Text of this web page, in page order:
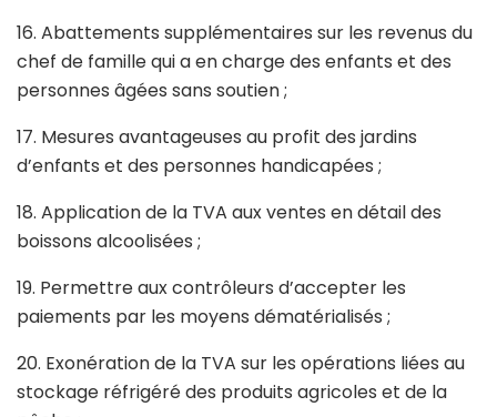
16. Abattements supplémentaires sur les revenus du
chef de famille qui a en charge des enfants et des
personnes âgées sans soutien ;
17. Mesures avantageuses au profit des jardins
d’enfants et des personnes handicapées ;
18. Application de la TVA aux ventes en détail des
boissons alcoolisées ;
19. Permettre aux contrôleurs d’accepter les
paiements par les moyens dématérialisés ;
20. Exonération de la TVA sur les opérations liées au
stockage réfrigéré des produits agricoles et de la